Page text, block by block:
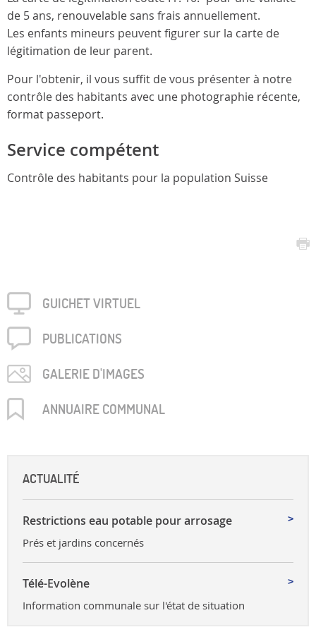
de 5 ans, renouvelable sans frais annuellement.
Les enfants mineurs peuvent figurer sur la carte de
légitimation de leur parent.
Pour l'obtenir, il vous suffit de vous présenter à notre
contrôle des habitants avec une photographie récente,
format passeport.
Service compétent
Contrôle des habitants pour la population Suisse
GUICHET VIRTUEL
PUBLICA­TIONS
GALERIE D'IMAGES
ANNUAIRE COMMUNAL
ACTUALITÉ
Restrictions eau potable pour arrosage
Prés et jardins concernés
Télé-Evolène
Information communale sur l'état de situation